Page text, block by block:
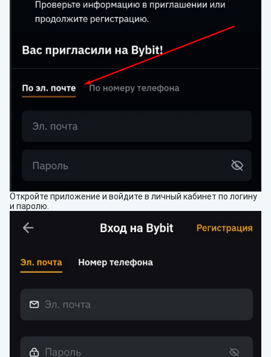
Откройте приложение и войдите в личный кабинет по логину
и паролю.